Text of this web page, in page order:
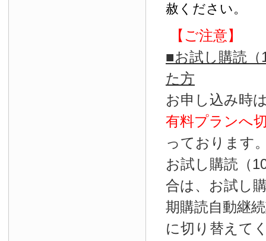
赦ください。
【ご注意】
■お試し購読
た方
お申し込み時
有料プランへ
っております
お試し購読（
合は、お試し
期購読自動継
に切り替えて